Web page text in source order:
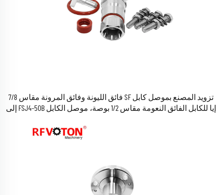
تزويد المصنع بموصل كابل SF فائق الليونة وفائق المرونة مقاس 7/8
إيا للكابل الفائق النعومة مقاس 1/2 بوصة، موصل الكابل FSJ4-50B إلى